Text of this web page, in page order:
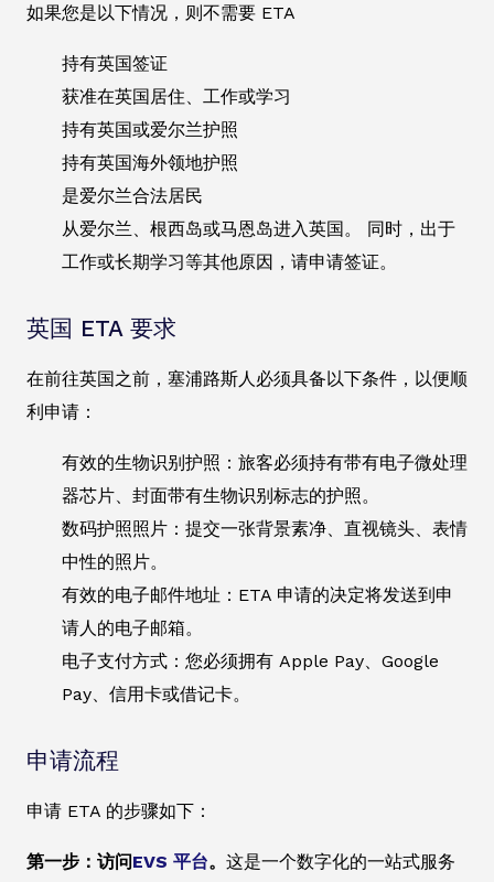
如果您是以下情况，则不需要 ETA
持有英国签证
获准在英国居住、工作或学习
持有英国或爱尔兰护照
持有英国海外领地护照
是爱尔兰合法居民
从爱尔兰、根西岛或马恩岛进入英国。 同时，出于
工作或长期学习等其他原因，请申请签证。
英国 ETA 要求
在前往英国之前，塞浦路斯人必须具备以下条件，以便顺
利申请：
有效的生物识别护照：旅客必须持有带有电子微处理
器芯片、封面带有生物识别标志的护照。
数码护照照片：提交一张背景素净、直视镜头、表情
中性的照片。
有效的电子邮件地址：ETA 申请的决定将发送到申
请人的电子邮箱。
电子支付方式：您必须拥有 Apple Pay、Google
Pay、信用卡或借记卡。
申请流程
申请 ETA 的步骤如下：
第一步：访问EVS 平台。 这是一个数字化的一站式服务